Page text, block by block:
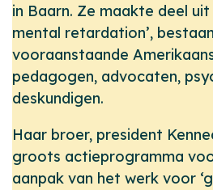
in Baarn. Ze maakte deel
mental retardation’,
vooraanstaande
pedagogen, advocaten,
deskundigen.
Haar broer, president
groots actieprogramma
aanpak van het werk voor